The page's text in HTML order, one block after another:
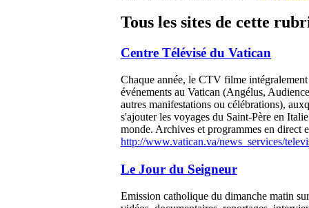
Tous les sites de cette
Centre Télévisé du Vatican
Chaque année, le CTV filme
événements au Vatican (Angélus,
autres manifestations ou célébrations),
s'ajouter les voyages du Saint-Père en
monde. Archives et programmes en direct
http://www.vatican.va/news_services/
Le Jour du Seigneur
Emission catholique du dimanche matin